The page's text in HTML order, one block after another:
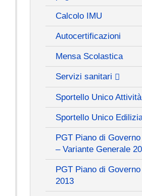
Calcolo IMU
Autocertificazioni
Mensa Scolastica
Servizi sanitari
Sportello Unico
Sportello Unico
PGT Piano di
– Variante Generale
PGT Piano di
2013